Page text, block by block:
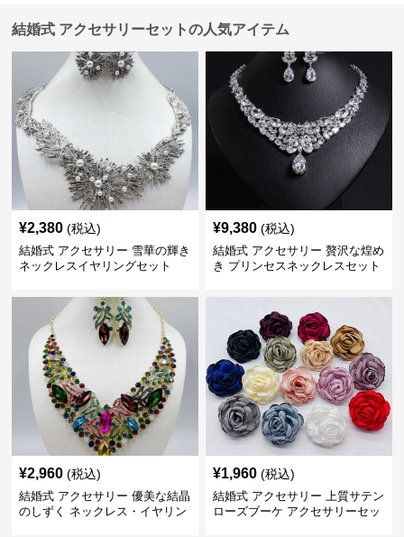
結婚式 アクセサリーセットの人気アイテム
¥2,380 (税込)
結婚式 アクセサリー 雪華の輝き
ネックレスイヤリングセット
¥9,380 (税込)
結婚式 アクセサリー 贅沢な煌め
き プリンセスネックレスセット
¥2,960 (税込)
結婚式 アクセサリー 優美な結晶
のしずく ネックレス・イヤリン
¥1,960 (税込)
結婚式 アクセサリー 上質サテン
ローズブーケ アクセサリーセッ